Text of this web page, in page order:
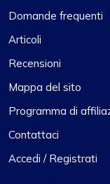
Domande frequenti
Articoli
Recensioni
Mappa del sito
Programma di
Contattaci
Accedi / Registrati